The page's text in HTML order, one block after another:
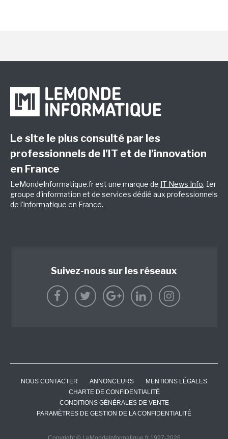
Le site le plus consulté par les
professionnels de l’IT et de l’innovation
en France
LeMondeInformatique.fr est une marque de IT News Info, 1er
groupe d'information et de services dédié aux professionnels
de l'informatique en France.
Suivez-nous sur les réseaux
NOUS CONTACTER ANNONCEURS
MENTIONS LÉGALES
CHARTE DE CONFIDENTIALITÉ
CONDITIONS GÉNÉRALES DE VENTE
PARAMÈTRES DE GESTION DE LA CONFIDENTIALITÉ